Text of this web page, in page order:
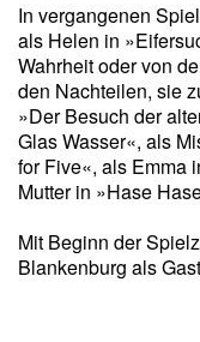
In vergangenen
als Helen in
Wahrheit oder von
den Nachteilen, sie
»Der Besuch der
Glas Wasser«, als
for Five«, als Emma
Mutter in »Hase
Mit Beginn der
Blankenburg als